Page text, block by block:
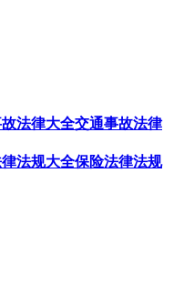
交通事故法律
保险法律法规